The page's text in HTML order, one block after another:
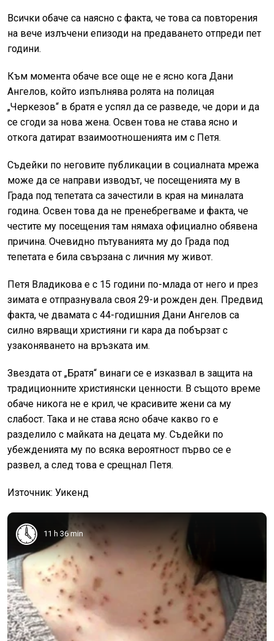
Всички обаче са наясно с факта, че това са повторения
на вече излъчени епизоди на предаването отпреди пет
години.
Към момента обаче все още не е ясно кога Дани
Ангелов, който изпълнява ролята на полицая
„Черкезов“ в братя е успял да се разведе, че дори и да
се сгоди за нова жена. Освен това не става ясно и
откога датират взаимоотношенията им с Петя.
Съдейки по неговите публикации в социалната мрежа
може да се направи изводът, че посещенията му в
Града под тепетата са зачестили в края на миналата
година. Освен това да не пренебрегваме и факта, че
честите му посещения там нямаха официално обявена
причина. Очевидно пътуванията му до Града под
тепетата е била свързана с личния му живот.
Петя Владикова е с 15 години по-млада от него и през
зимата е отпразнувала своя 29-и рожден ден. Предвид
факта, че двамата с 44-годишния Дани Ангелов са
силно вярващи християни ги кара да побързат с
узаконяването на връзката им.
Звездата от „Братя“ винаги се е изказвал в защита на
традиционните християнски ценности. В същото време
обаче никога не е крил, че красивите жени са му
слабост. Така и не става ясно обаче какво го е
разделило с майката на децата му. Съдейки по
убежденията му по всяка вероятност първо се е
развел, а след това е срещнал Петя.
Източник: Уикенд
11 h 36 min